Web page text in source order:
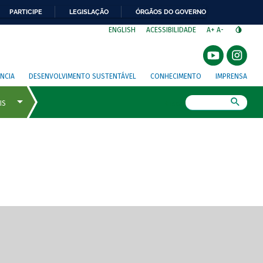
PARTICIPE LEGISLAÇÃO ÓRGÃOS DO GOVERNO
ENGLISH ACESSIBILIDADE A+ A-
DESENVOLVIMENTO SUSTENTÁVEL CONHECIMENTO IMPRENSA
de tela